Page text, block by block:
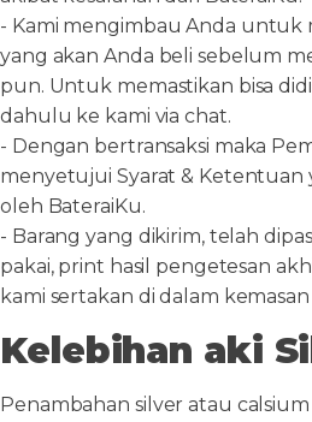
- Kami mengimbau Anda untuk
yang akan Anda beli sebelum
pun. Untuk memastikan bisa
dahulu ke kami via chat.
- Dengan bertransaksi maka
menyetujui Syarat &
oleh BateraiKu.
- Barang yang dikirim, telah
pakai, print hasil pengetesan
kami sertakan di dalam kemasan
Kelebihan aki
Penambahan silver atau